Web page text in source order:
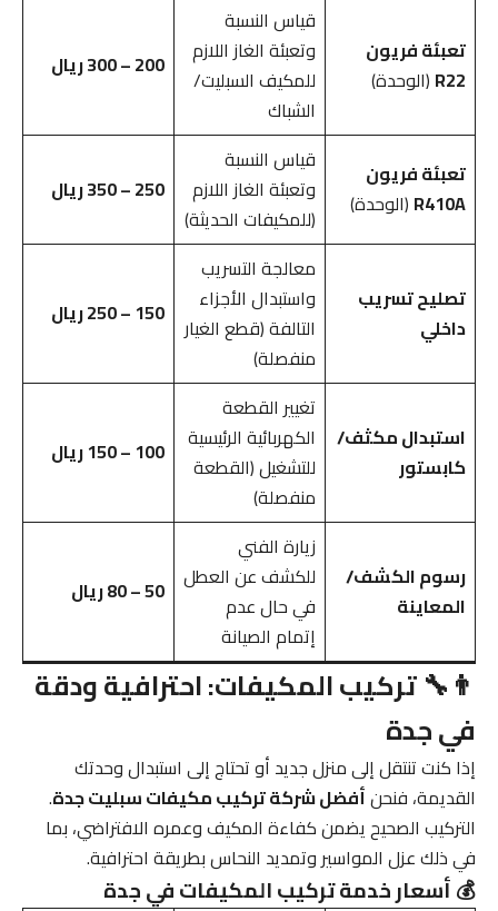
تعبئة فريون
R22 (الوحدة)
قياس النسبة
وتعبئة الغاز اللازم
للمكيف السبليت/
الشباك
200 – 300 ريال
تعبئة فريون
R410A (الوحدة)
قياس النسبة
وتعبئة الغاز اللازم
(للمكيفات الحديثة)
250 – 350 ريال
تصليح تسريب
داخلي
معالجة التسريب
واستبدال الأجزاء
التالفة (قطع الغيار
منفصلة)
150 – 250 ريال
استبدال مكثف/
كابستور
تغيير القطعة
الكهربائية الرئيسية
للتشغيل (القطعة
منفصلة)
100 – 150 ريال
رسوم الكشف/
المعاينة
زيارة الفني
للكشف عن العطل
في حال عدم
إتمام الصيانة
50 – 80 ريال
👨‍🔧 تركيب المكيفات: احترافية ودقة
في جدة
إذا كنت تنتقل إلى منزل جديد أو تحتاج إلى استبدال وحدتك
القديمة، فنحنأفضل شركة تركيب مكيفات سبليت جدة.
التركيب الصحيح يضمن كفاءة المكيف وعمره الافتراضي، بما
في ذلك عزل المواسير وتمديد النحاس بطريقة احترافية.
💰 أسعار خدمة تركيب المكيفات في جدة